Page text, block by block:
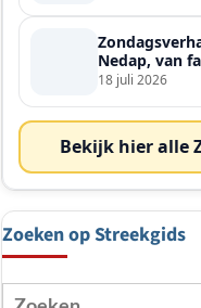
Nedap, van
wereldspeler
18 juli 2026
Bekijk hier alle
Zoeken op Streekgids
Zoeken